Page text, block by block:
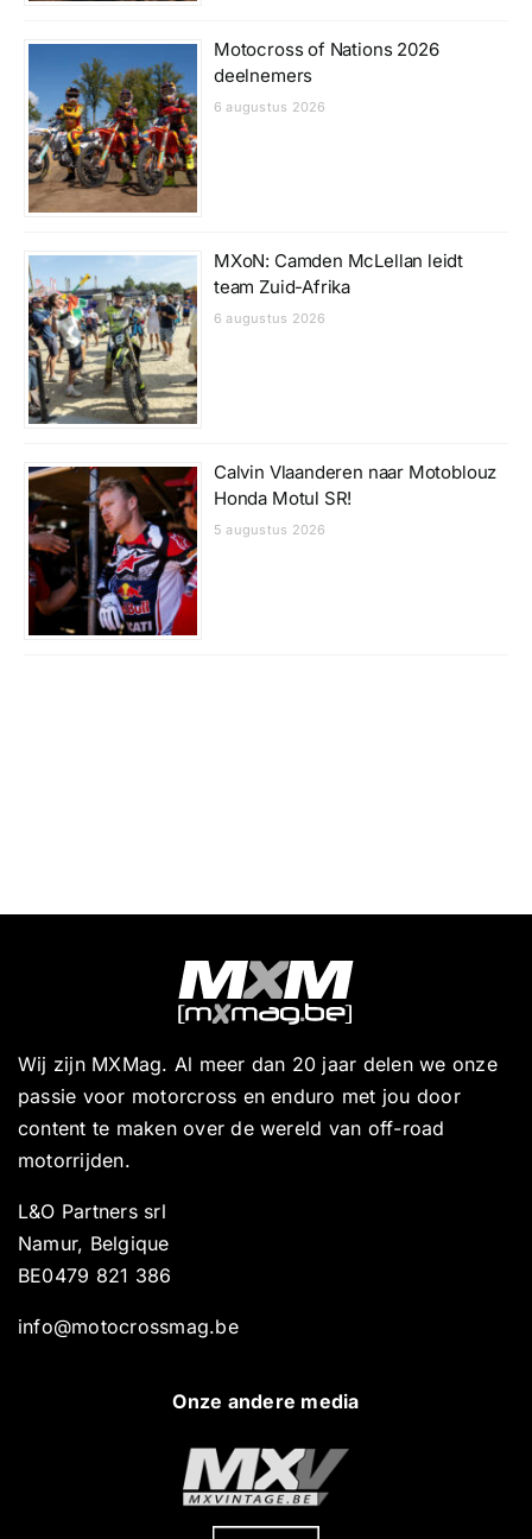
Motocross of Nations 2026
deelnemers
6 augustus 2026
MXoN: Camden McLellan leidt
team Zuid-Afrika
6 augustus 2026
Calvin Vlaanderen naar Motoblouz
Honda Motul SR!
5 augustus 2026
Wij zijn MXMag. Al meer dan 20 jaar delen we onze
passie voor motorcross en enduro met jou door
content te maken over de wereld van off-road
motorrijden.
L&O Partners srl
Namur, Belgique
BE0479 821 386
info@motocrossmag.be
Onze andere media